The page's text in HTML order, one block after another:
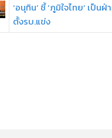
‘อนุทิน’ ชี้ ‘ภูมิใจไทย’ เป็น
ตั้งรบ.แข่ง